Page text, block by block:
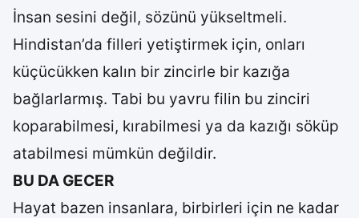
İnsan sesini değil, sözünü yükseltmeli.
Hindistan’da filleri yetiştirmek için, onları
küçücükken kalın bir zincirle bir kazığa
bağlarlarmış. Tabi bu yavru filin bu zinciri
koparabilmesi, kırabilmesi ya da kazığı söküp
atabilmesi mümkün değildir.
BU DA GECER
Hayat bazen insanlara, birbirleri için ne kadar